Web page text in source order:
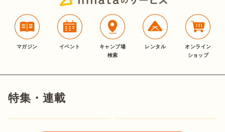
マガジン イベント
キャンプ場
検索
レンタル
オンライン
ショップ
特集・連載